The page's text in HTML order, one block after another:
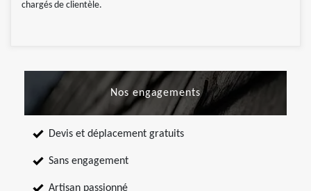
chargés de clientèle.
Nos engagements
Devis et déplacement gratuits
Sans engagement
Artisan passionné